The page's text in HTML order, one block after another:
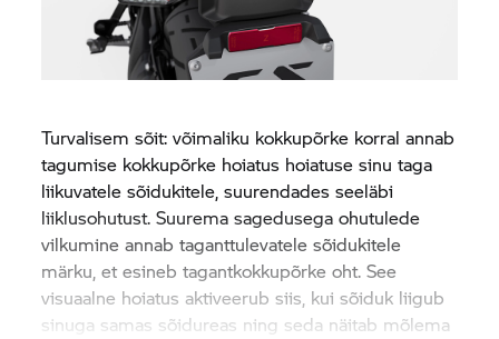
Turvalisem sõit: võimaliku kokkupõrke korral annab
tagumise kokkupõrke hoiatus hoiatuse sinu taga
liikuvatele sõidukitele, suurendades seeläbi
liiklusohutust. Suurema sagedusega ohutulede
vilkumine annab taganttulevatele sõidukitele
märku, et esineb tagantkokkupõrke oht. See
visuaalne hoiatus aktiveerub siis, kui sõiduk liigub
sinuga samas sõidureas ning seda näitab mõlema